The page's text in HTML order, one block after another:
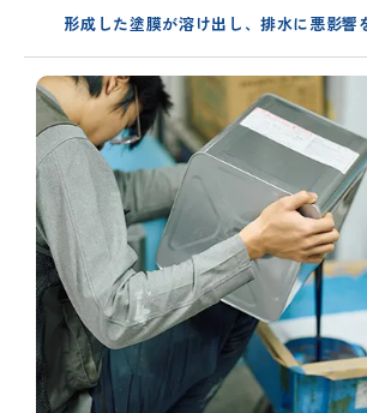
形成した塗膜が溶け出し、排水に悪影響